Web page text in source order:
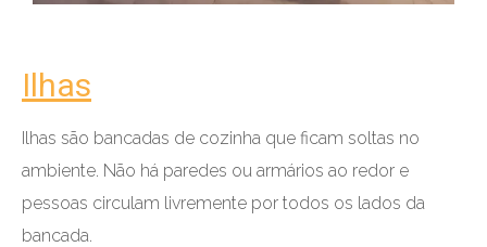
Ilhas
Ilhas são bancadas de cozinha que ficam soltas no
ambiente. Não há paredes ou armários ao redor e
pessoas circulam livremente por todos os lados da
bancada.